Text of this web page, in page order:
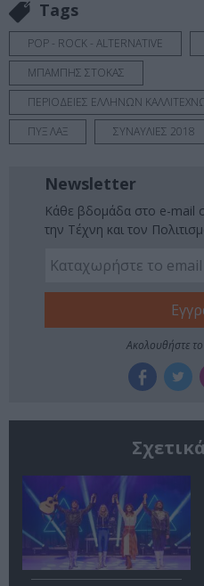
Tags
POP - ROCK - ALTERNATIVE
ΜΠΑΜΠΗΣ ΣΤΟΚΑΣ
ΠΕΡΙΟΔΕΙΕΣ ΕΛΛΗΝΩΝ
ΠΥΞ ΛΑΞ
ΣΥΝΑΥΛΙΕΣ 2018
Newsletter
Κάθε βδομάδα στο e-mail
την Τέχνη και τον
Ακολουθήστε